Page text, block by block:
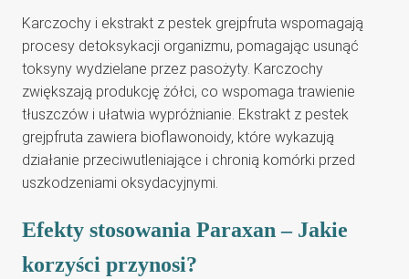
Karczochy i ekstrakt z pestek grejpfruta wspomagają
procesy detoksykacji organizmu, pomagając usunąć
toksyny wydzielane przez pasożyty. Karczochy
zwiększają produkcję żółci, co wspomaga trawienie
tłuszczów i ułatwia wypróżnianie. Ekstrakt z pestek
grejpfruta zawiera bioflawonoidy, które wykazują
działanie przeciwutleniające i chronią komórki przed
uszkodzeniami oksydacyjnymi.
Efekty stosowania Paraxan – Jakie
korzyści przynosi?